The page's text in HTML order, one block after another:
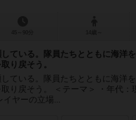
ている。隊員たちとともに海洋
り戻そう。
ている。隊員たちとともに海洋
り戻そう。 ＜テーマ＞ ・年代：
イヤーの立場...